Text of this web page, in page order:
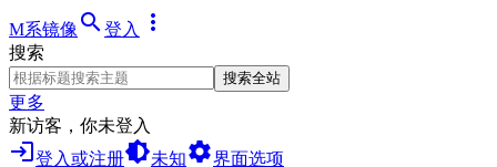
M系镜像 search登入 more_vert
搜索
搜索全站
更多
新访客，你未登入
login登入或注册brightness_medium未知settings界面选项